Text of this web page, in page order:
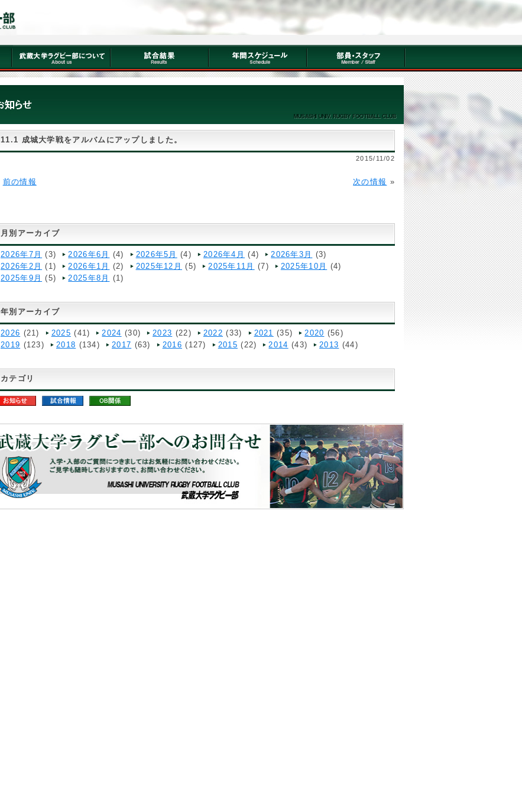
11.1 成城大学戦をアルバムにアップしました。
2015/11/02
前の情報 次の情報 »
月別アーカイブ
2026年7月 (3) 2026年6月 (4) 2026年5月 (4) 2026年4月 (4) 2026年3月
(3)
2026年2月 (1) 2026年1月 (2) 2025年12月 (5) 2025年11月 (7) 2025年10月
(4)
2025年9月 (5) 2025年8月 (1)
年別アーカイブ
2026 (21) 2025 (41) 2024 (30) 2023 (22) 2022 (33) 2021 (35) 2020 (56)
2019 (123) 2018 (134) 2017 (63) 2016 (127) 2015 (22) 2014 (43) 2013 (44)
カテゴリ